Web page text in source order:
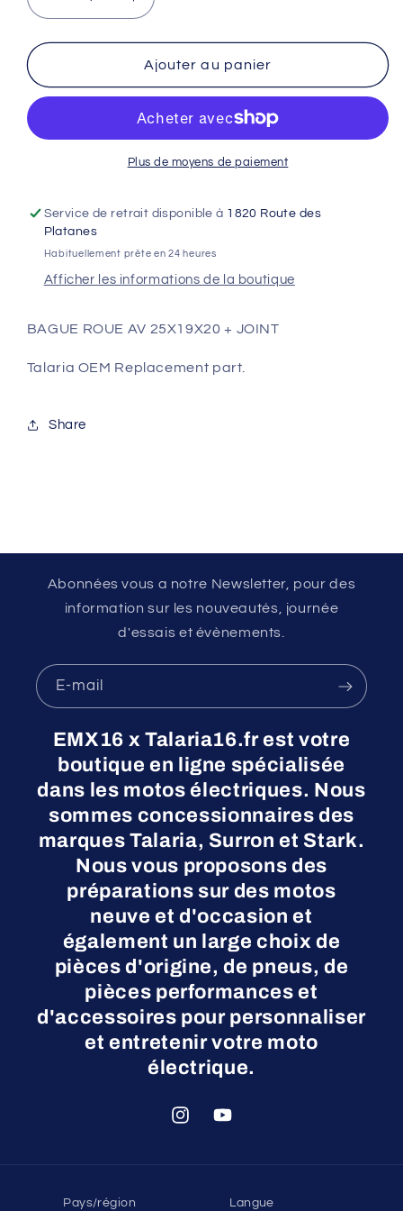
Réduire
la
quantité
BAGUE
25X19X20
Augmenter
la
quantité
de
BAGUE
AV
25X19X20
+
Ajouter au panier
Plus de moyens de paiement
Service de retrait disponible à 1820 Route des
Platanes
Habituellement prête en 24 heures
Afficher les informations de la boutique
BAGUE ROUE AV 25X19X20 + JOINT
Talaria OEM Replacement part.
Share
Abonnées vous a notre Newsletter, pour des
information sur les nouveautés, journée
d'essais et évènements.
E-mail
EMX16 x Talaria16.fr est votre
boutique en ligne spécialisée
dans les motos électriques. Nous
sommes concessionnaires des
marques Talaria, Surron et Stark.
Nous vous proposons des
préparations sur des motos
neuve et d'occasion et
également un large choix de
pièces d'origine, de pneus, de
pièces performances et
d'accessoires pour personnaliser
et entretenir votre moto
électrique.
InstagramYouTube
Pays/région Langue